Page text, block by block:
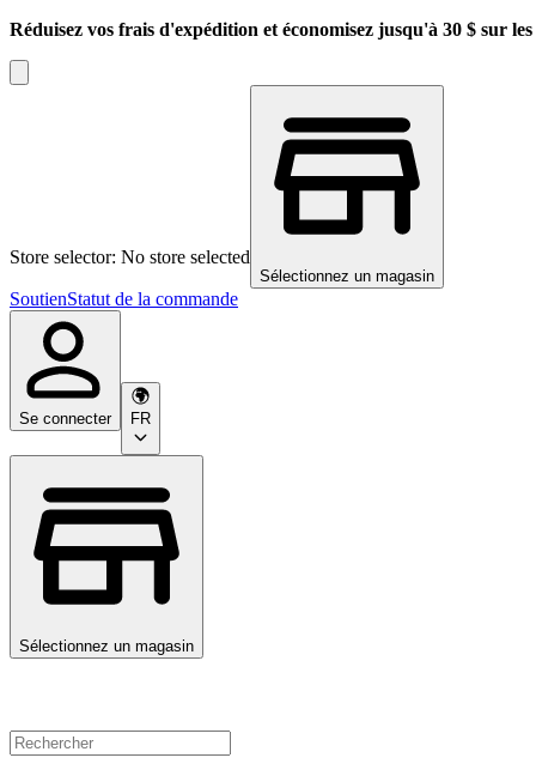
Réduisez vos frais d'expédition et économisez jusqu'à 30 $ sur
Store selector: No store selected
Sélectionnez un magasin
SoutienStatut de la commande
Se connecter FR
Sélectionnez un magasin